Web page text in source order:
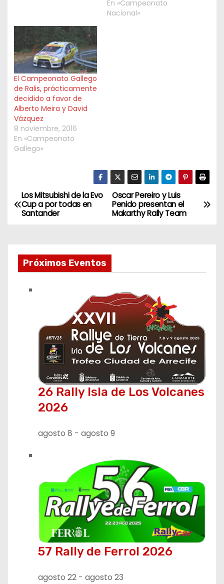
En «Campeonato
Nacional»
El Campeonato Gallego
de Ralis, prácticamente
decidido a favor de
Alberto Meira y David
Vázquez
8 noviembre, 2016
En «Campeonato
Gallego»
N
a
Oscar Pereiro y Luis
Penido presentan el
Makarthy Rally Team
Los Mitsubishi de la Evo
Cup a por todas en
Santander
Próximos Eventos
26 Rally Isla de Los Volcanes
2026
agosto 8 - agosto 9
57 Rally de Ferrol 2026
agosto 22 - agosto 23